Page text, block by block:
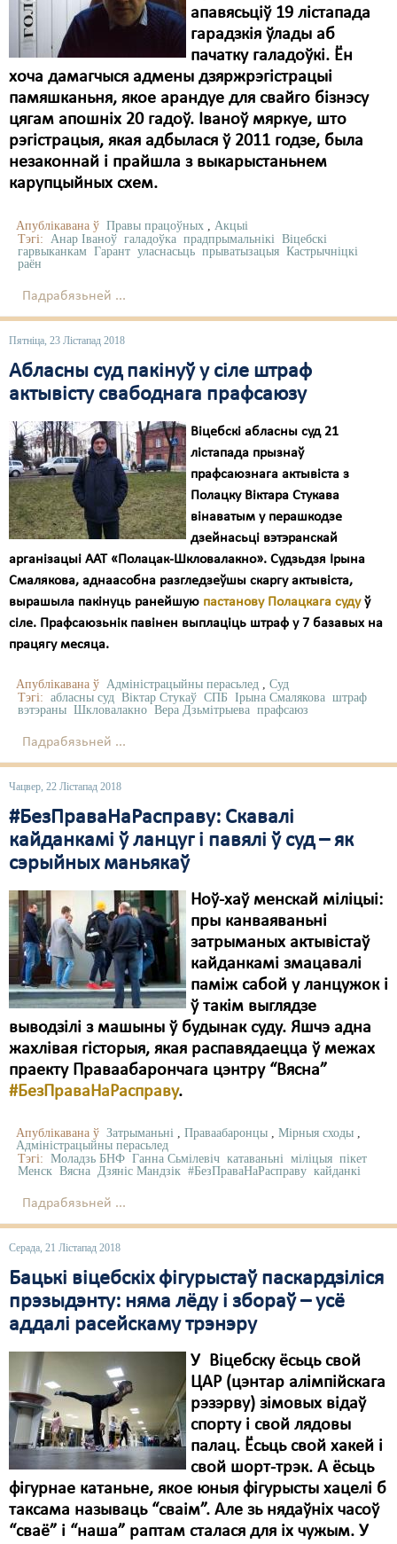
апавясьціў 19 лістапада
гарадзкія ўлады аб
пачатку галадоўкі. Ён
хоча дамагчыся адмены дзяржрэгістрацыі
памяшканьня, якое арандуе для свайго бізнэсу
цягам апошніх 20 гадоў. Іваноў мяркуе, што
рэгістрацыя, якая адбылася ў 2011 годзе, была
незаконнай і прайшла з выкарыстаньнем
карупцыйных схем.
Апублікавана ў Правы працоўных , Акцыі
Тэгі: Анар Іваноў галадоўка прадпрымальнікі Віцебскі
гарвыканкам Гарант уласнасьць прыватызацыя Кастрычніцкі
раён
Падрабязьней ...
Пятніца, 23 Лістапад 2018
Абласны суд пакінуў у сіле штраф
актывісту свабоднага прафсаюзу
Віцебскі абласны суд 21
лістапада прызнаў
прафсаюзнага актывіста з
Полацку Віктара Стукава
вінаватым у перашкодзе
дзейнасьці вэтэранскай
арганізацыі ААТ «Полацак-Шкловалакно». Судзьдзя Ірына
Смалякова, аднаасобна разгледзеўшы скаргу актывіста,
вырашыла пакінуць ранейшую пастанову Полацкага судуў
сіле. Прафсаюзьнік павінен выплаціць штраф у 7 базавых на
працягу месяца.
Апублікавана ў Адміністрацыйны перасьлед
Суд
Тэгі: абласны суд Віктар Стукаў СПБ Ірына Смалякова штраф
вэтэраны Шкловалакно Вера Дзьмітрыева прафсаюз
Падрабязьней ...
Чацвер, 22 Лістапад 2018
#БезПраваНаРасправу: Скавалі
кайданкамі ў ланцуг і павялі ў суд – як
сэрыйных маньякаў
Ноў-хаў менскай міліцыі:
пры канваяваньні
затрыманых актывістаў
кайданкамі змацавалі
паміж сабой у ланцужок і
ў такім выглядзе
выводзілі з машыны ў будынак суду. Яшчэ адна
жахлівая гісторыя, якая распавядаецца ў межах
праекту Праваабарончага цэнтру “Вясна”
#БезПраваНаРасправу.
Апублікавана ў Затрыманьні Праваабаронцы Мірныя сходы
Адміністрацыйны перасьлед
Тэгі: Моладзь БНФ Ганна Сьмілевіч катаваньні міліцыя пікет
Менск Вясна Дзяніс Мандзік #БезПраваНаРасправу кайданкі
Падрабязьней ...
Серада, 21 Лістапад 2018
Бацькі віцебскіх фігурыстаў паскардзіліся
прэзыдэнту: няма лёду і збораў – усё
аддалі расейскаму трэнэру
У Віцебску ёсьць свой
ЦАР (цэнтар алімпійскага
рэзэрву) зімовых відаў
спорту і свой лядовы
палац. Ёсьць свой хакей і
свой шорт-трэк. А ёсьць
фігурнае катаньне, якое юныя фігурысты хацелі б
таксама называць “сваім”. Але зь нядаўніх часоў
“сваё” і “наша” раптам сталася для іх чужым. У